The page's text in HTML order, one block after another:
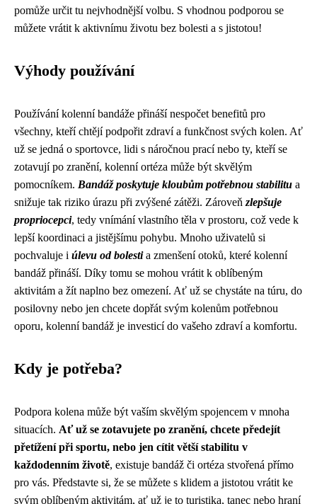
pomůže určit tu nejvhodnější volbu. S vhodnou podporou se
můžete vrátit k aktivnímu životu bez bolesti a s jistotou!
Výhody používání
Používání kolenní bandáže přináší nespočet benefitů pro
všechny, kteří chtějí podpořit zdraví a funkčnost svých kolen. Ať
už se jedná o sportovce, lidi s náročnou prací nebo ty, kteří se
zotavují po zranění, kolenní ortéza může být skvělým
pomocníkem. Bandáž poskytuje kloubům potřebnou stabilitu a
snižuje tak riziko úrazu při zvýšené zátěži. Zároveň zlepšuje
propriocepci, tedy vnímání vlastního těla v prostoru, což vede k
lepší koordinaci a jistějšímu pohybu. Mnoho uživatelů si
pochvaluje i úlevu od bolestia zmenšení otoků, které kolenní
bandáž přináší. Díky tomu se mohou vrátit k oblíbeným
aktivitám a žít naplno bez omezení. Ať už se chystáte na túru, do
posilovny nebo jen chcete dopřát svým kolenům potřebnou
oporu, kolenní bandáž je investicí do vašeho zdraví a komfortu.
Kdy je potřeba?
Podpora kolena může být vaším skvělým spojencem v mnoha
situacích. Ať už se zotavujete po zranění, chcete předejít
přetížení při sportu, nebo jen cítit větší stabilitu v
každodenním životě, existuje bandáž či ortéza stvořená přímo
pro vás. Představte si, že se můžete s klidem a jistotou vrátit ke
svým oblíbeným aktivitám, ať už je to turistika, tanec nebo hraní